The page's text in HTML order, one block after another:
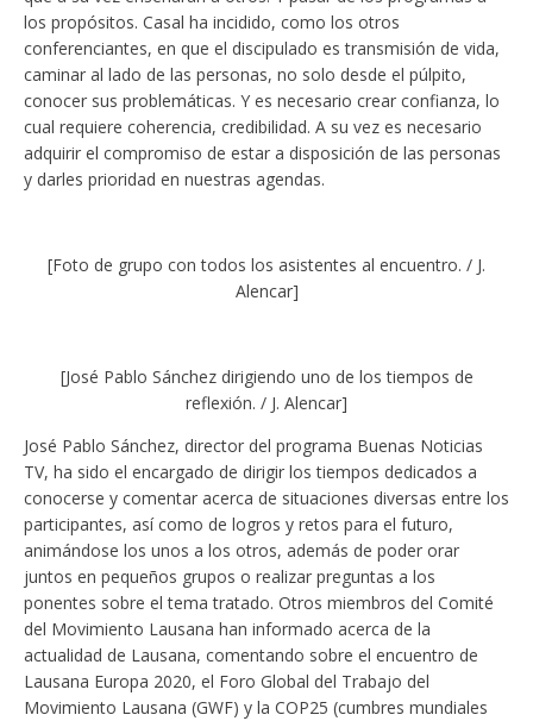
los propósitos. Casal ha incidido, como los otros
conferenciantes, en que el discipulado es transmisión de vida,
caminar al lado de las personas, no solo desde el púlpito,
conocer sus problemáticas. Y es necesario crear confianza, lo
cual requiere coherencia, credibilidad. A su vez es necesario
adquirir el compromiso de estar a disposición de las personas
y darles prioridad en nuestras agendas.
[Foto de grupo con todos los asistentes al encuentro. / J.
Alencar]
[José Pablo Sánchez dirigiendo uno de los tiempos de
reflexión. / J. Alencar]
José Pablo Sánchez, director del programa Buenas Noticias
TV, ha sido el encargado de dirigir los tiempos dedicados a
conocerse y comentar acerca de situaciones diversas entre los
participantes, así como de logros y retos para el futuro,
animándose los unos a los otros, además de poder orar
juntos en pequeños grupos o realizar preguntas a los
ponentes sobre el tema tratado. Otros miembros del Comité
del Movimiento Lausana han informado acerca de la
actualidad de Lausana, comentando sobre el encuentro de
Lausana Europa 2020, el Foro Global del Trabajo del
Movimiento Lausana (GWF) y la COP25 (cumbres mundiales